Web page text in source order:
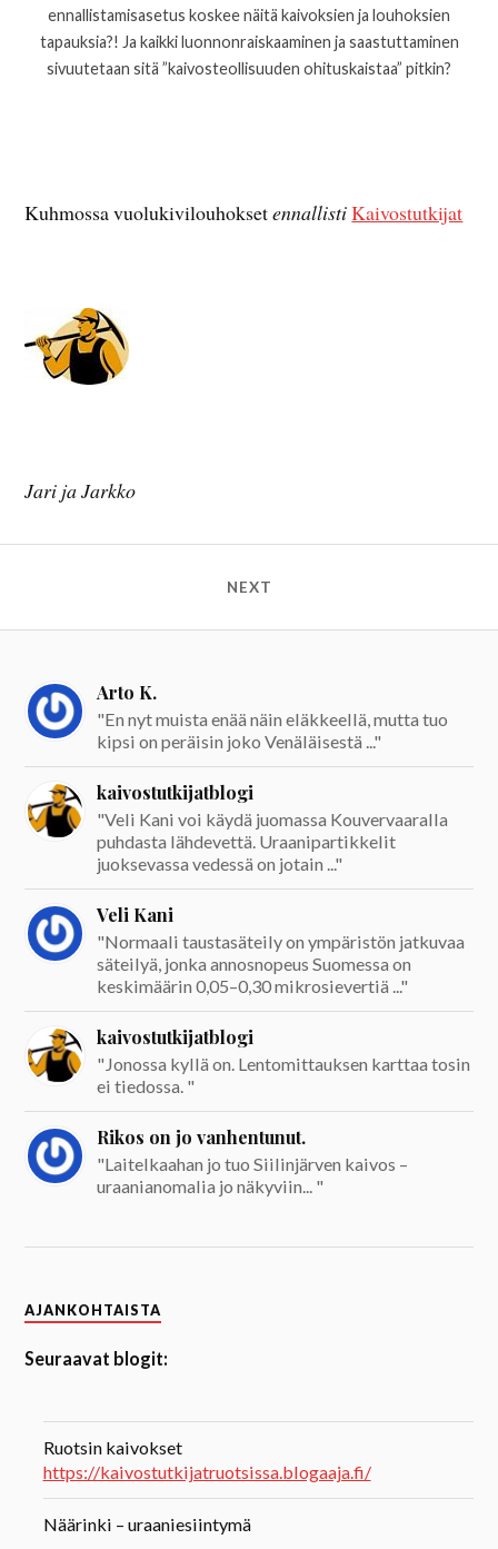
ennallistamisasetus koskee näitä kaivoksien ja louhoksien
tapauksia?! Ja kaikki luonnonraiskaaminen ja saastuttaminen
sivuutetaan sitä ”kaivosteollisuuden ohituskaistaa” pitkin?
Kuhmossa vuolukivilouhoksetennallistiKaivostutkijat
Jari ja Jarkko
NEXT
Arto K.
"En nyt muista enää näin eläkkeellä, mutta tuo
kipsi on peräisin joko Venäläisestä ..."
kaivostutkijatblogi
"Veli Kani voi käydä juomassa Kouvervaaralla
puhdasta lähdevettä. Uraanipartikkelit
juoksevassa vedessä on jotain ..."
Veli Kani
"Normaali taustasäteily on ympäristön jatkuvaa
säteilyä, jonka annosnopeus Suomessa on
keskimäärin 0,05–0,30 mikrosievertiä ..."
kaivostutkijatblogi
"Jonossa kyllä on. Lentomittauksen karttaa tosin
ei tiedossa. "
Rikos on jo vanhentunut.
"Laitelkaahan jo tuo Siilinjärven kaivos –
uraanianomalia jo näkyviin... "
AJANKOHTAISTA
Seuraavat blogit:
Ruotsin kaivokset
https://kaivostutkijatruotsissa.blogaaja.fi/
Näärinki – uraaniesiintymä